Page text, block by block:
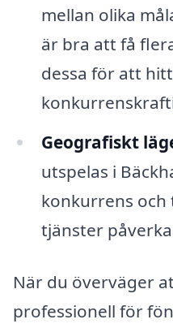
mellan olika
är bra att få
dessa för att
Geografiskt
utspelas i
konkurrens
tjänster
När du överväger
professionell för